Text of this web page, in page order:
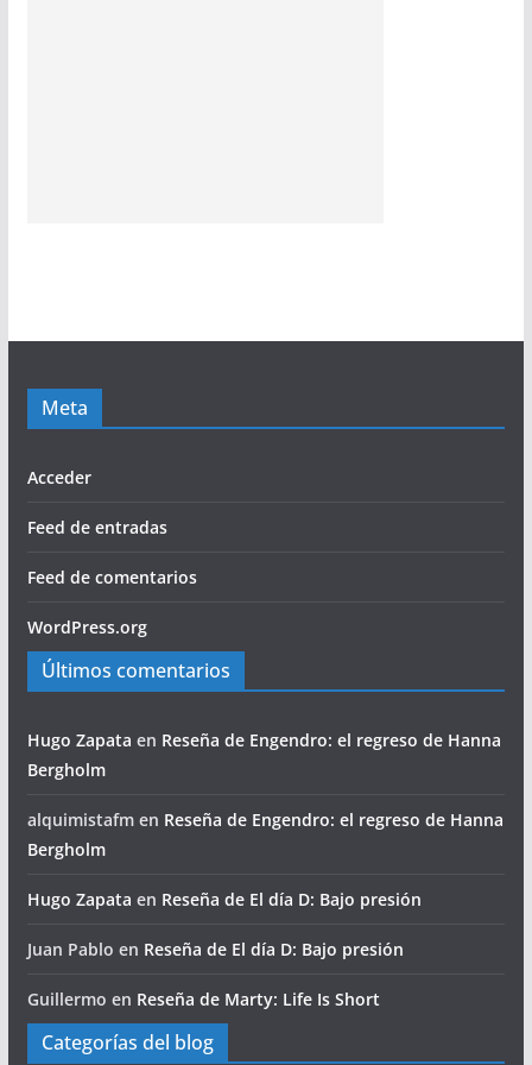
Meta
Acceder
Feed de entradas
Feed de comentarios
WordPress.org
Últimos comentarios
Hugo Zapata en Reseña de Engendro: el regreso de Hanna
Bergholm
alquimistafmen Reseña de Engendro: el regreso de Hanna
Bergholm
Hugo Zapata en Reseña de El día D: Bajo presión
Juan Pablo en Reseña de El día D: Bajo presión
Guillermo en Reseña de Marty: Life Is Short
Categorías del blog